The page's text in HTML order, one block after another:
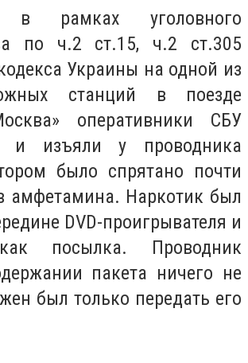
рамках уголовного
по ч.2 ст.15, ч.2 ст.305
Украины на одной из
станций в поезде
оперативники СБУ
и изъяли у проводника
было спрятано почти
амфетамина. Наркотик был
DVD-проигрывателя и
посылка. Проводник
пакета ничего не
был только передать его